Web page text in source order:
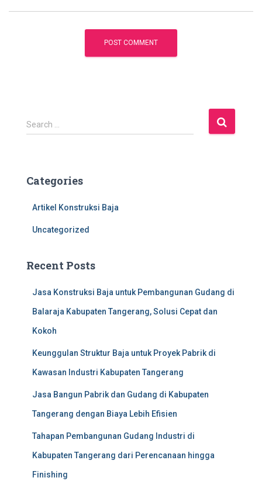
S
e
h
Search …
Categories
Artikel Konstruksi Baja
Uncategorized
Recent Posts
Jasa Konstruksi Baja untuk Pembangunan Gudang di
Balaraja Kabupaten Tangerang, Solusi Cepat dan
Kokoh
Keunggulan Struktur Baja untuk Proyek Pabrik di
Kawasan Industri Kabupaten Tangerang
Jasa Bangun Pabrik dan Gudang di Kabupaten
Tangerang dengan Biaya Lebih Efisien
Tahapan Pembangunan Gudang Industri di
Kabupaten Tangerang dari Perencanaan hingga
Finishing